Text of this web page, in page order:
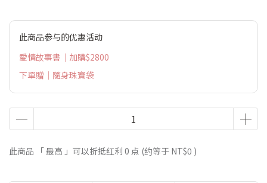
此商品参与的优惠活动
愛情故事書｜加購$2800
下單贈｜隨身珠寶袋
此商品 「 最高 」可以折抵红利 0 点 (约等于 NT$0 )